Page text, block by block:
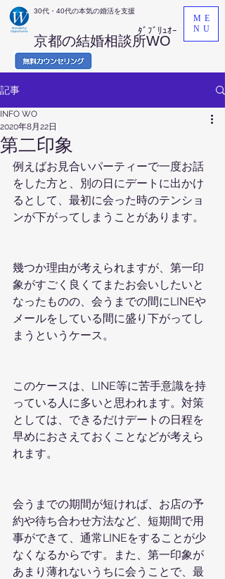
京都の結婚相談所WO
ﾀﾞﾌﾞﾘｭｵｰ
​30代・40代の本気の婚活を支援
ME
NU
記事
第二印象
INFO WO
2020年8月22日
例えばお見合いパーティーで一度お話
をした方と、別の日にデートに出かけ
るとして、最初に会った時のテンショ
ンが下がってしまうことがあります。
幾つか理由が考えられますが、第一印
象がすごく良くてまたお会いしたいと
なったものの、会うまでの間にLINEや
メールをしている間に盛り下がってし
まうというケース。
このケースは、LINE等に苦手意識を持
っている人に多いと思われます。対策
としては、できるだけデートの日程を
早めにおさえておくことなどが考えら
れます。
会うまでの期間が短ければ、お店の予
約や待ち合わせ方法など、短期間で用
事ができて、通常LINEをすることが少
なくなるからです。また、第一印象が
あまり薄れないうちに会うことで、最